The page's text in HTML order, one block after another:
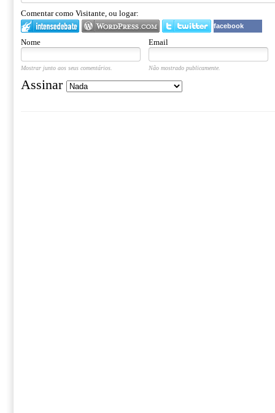
Comentar como Visitante, ou logar:
facebook
Nome Email
Mostrar junto aos seus comentários. Não mostrado publicamente.
Assinar